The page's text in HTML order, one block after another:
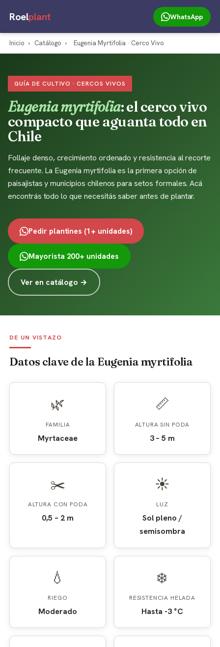
Roelplant WhatsApp
Inicio › Catálogo › Eugenia Myrtifolia · Cerco Vivo
GUÍA DE CULTIVO · CERCOS VIVOS
Eugenia myrtifolia: el cerco vivo
compacto que aguanta todo en
Chile
Follaje denso, crecimiento ordenado y resistencia al recorte
frecuente. La Eugenia myrtifolia es la primera opción de
paisajistas y municipios chilenos para setos formales. Acá
encontrás todo lo que necesitás saber antes de plantar.
Pedir plantines (1+ unidades)
Mayorista 200+ unidades
Ver en catálogo →
DE UN VISTAZO
Datos clave de la Eugenia myrtifolia
🌿
FAMILIA
Myrtaceae
📏
ALTURA SIN PODA
3 – 5 m
✂️
ALTURA CON PODA
0,5 – 2 m
☀️
LUZ
Sol pleno /
semisombra
💧
RIEGO
Moderado
❄️
RESISTENCIA HELADA
Hasta -3 °C